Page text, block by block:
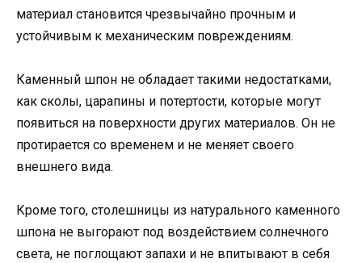
материал становится чрезвычайно прочным и
устойчивым к механическим повреждениям.
Каменный шпон не обладает такими недостатками,
как сколы, царапины и потертости, которые могут
появиться на поверхности других материалов. Он не
протирается со временем и не меняет своего
внешнего вида.
Кроме того, столешницы из натурального каменного
шпона не выгорают под воздействием солнечного
света, не поглощают запахи и не впитывают в себя